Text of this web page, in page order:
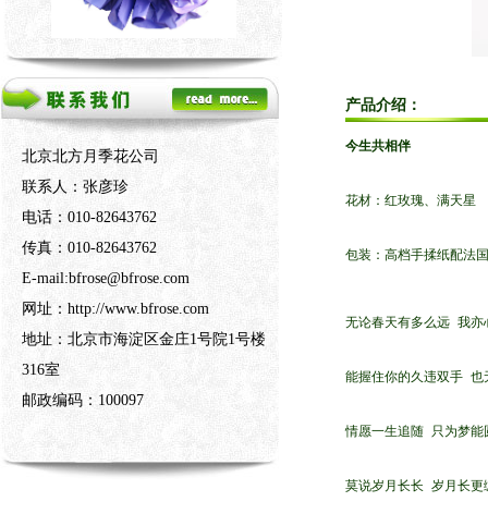
北京北方月季花公司
联系人：张彦珍
电话：010-82643762
传真：010-82643762
E-mail:bfrose@bfrose.com
网址：http://www.bfrose.com
地址：北京市海淀区金庄1号院1号楼
316室
邮政编码：100097
产品介绍：
今生共相伴
花材：红玫瑰、满天星
包装：高档手揉纸配法
无论春天有多么远 我
能握住你的久违双手 也
情愿一生追随 只为梦能
莫说岁月长长 岁月长更